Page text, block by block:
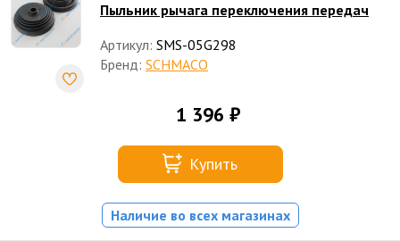
Пыльник рычага переключения передач
Артикул: SMS-05G298
Бренд: SCHMACO
1 396 ₽
Купить
Наличие во всех магазинах